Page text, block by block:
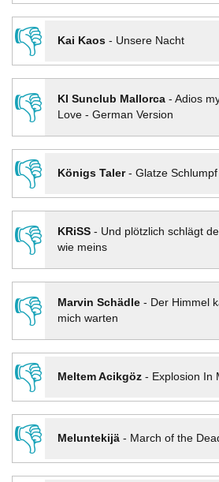
👎
Kai Kaos- Unsere Nacht
👎
KI Sunclub Mallorca- Adios
Love - German Version
👎
Königs Taler- Glatze Schlumpf
👎
KRiSS- Und plötzlich schlägt
wie meins
👎 Marvin Schädle- Der Himmel
mich warten
👎
Meltem Acikgöz- Explosion In
👎
Meluntekijä- March of the